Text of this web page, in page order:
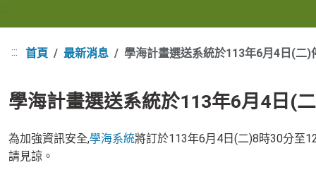
:::
::: 首頁 最新消息 學海計畫選送系統於113年6月4日(二)
學海計畫選送系統於113年6月4日(
為加強資訊安全,學海系統將訂於113年6月4日(二)8時30分至
請見諒。